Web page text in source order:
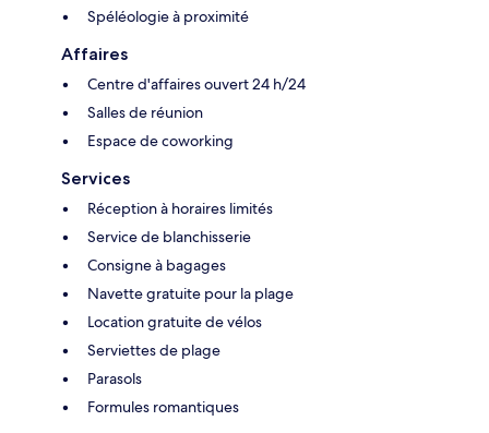
Spéléologie à proximité
Affaires
Centre d'affaires ouvert 24 h/24
Salles de réunion
Espace de coworking
Services
Réception à horaires limités
Service de blanchisserie
Consigne à bagages
Navette gratuite pour la plage
Location gratuite de vélos
Serviettes de plage
Parasols
Formules romantiques